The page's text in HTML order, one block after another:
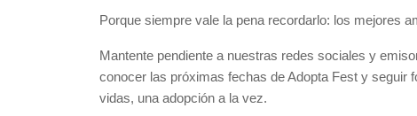
Porque siempre vale la pena recordarlo: los mejores
Mantente pendiente a nuestras redes sociales y
conocer las próximas fechas de Adopta Fest y seguir
vidas, una adopción a la vez.